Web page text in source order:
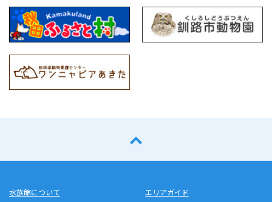
水族館について
エリアガイド